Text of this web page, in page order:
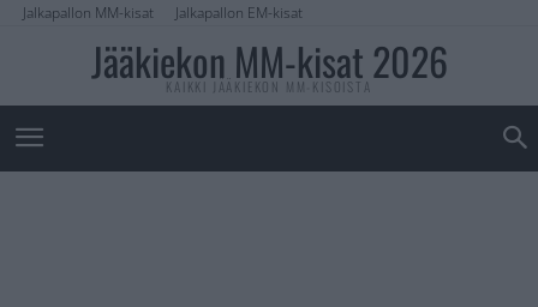
Jalkapallon MM-kisat Jalkapallon EM-kisat
Jääkiekon MM-kisat 2026
KAIKKI JÄÄKIEKON MM-KISOISTA